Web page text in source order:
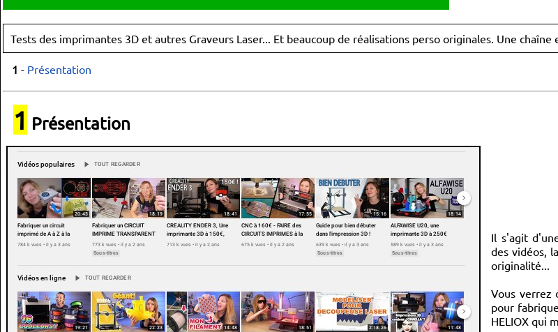
Tests des imprimantes 3D et autres Graveurs Laser... Et beaucoup de réalisations perso originales. Une chaîne
1 - Présentation
1 Présentation
Il s'agit
des vidéos,
originalité...
Vous verrez
pour
HELIOX qui